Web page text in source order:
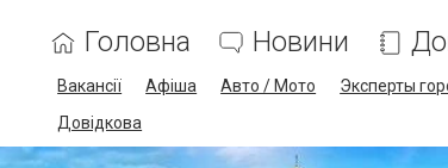
Головна Новини
Вакансії Афіша Авто / Мото Эксперты
Довідкова